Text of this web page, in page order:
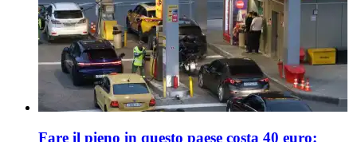
Fare il pieno in questo paese costa 40 euro: